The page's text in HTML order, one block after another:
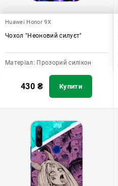
Huawei Honor 9X
Чохол "Неоновий силуєт"
Матеріал: Прозорий силікон
430 ₴ Купити